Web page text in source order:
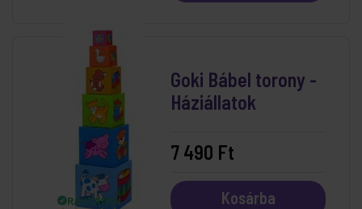
RAKTÁRON
Goki Bábel torony -
Háziállatok
7 490 Ft
Kosárba